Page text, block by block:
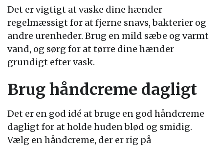
Det er vigtigt at vaske dine hænder
regelmæssigt for at fjerne snavs, bakterier og
andre urenheder. Brug en mild sæbe og varmt
vand, og sørg for at tørre dine hænder
grundigt efter vask.
Brug håndcreme dagligt
Det er en god idé at bruge en god håndcreme
dagligt for at holde huden blød og smidig.
Vælg en håndcreme, der er rig på